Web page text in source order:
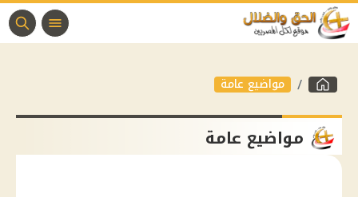
مواضيع عامة
مواضيع عامة